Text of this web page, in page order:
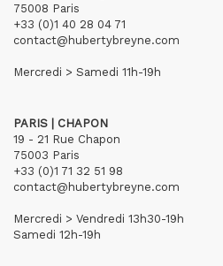
75008 Paris
+33 (0)1 40 28 04 71
contact@hubertybreyne.com
Mercredi > Samedi 11h-19h
PARIS | CHAPON
19 - 21 Rue Chapon
75003 Paris
+33 (0)1 71 32 51 98
contact@hubertybreyne.com
Mercredi > Vendredi 13h30-19h
Samedi 12h-19h